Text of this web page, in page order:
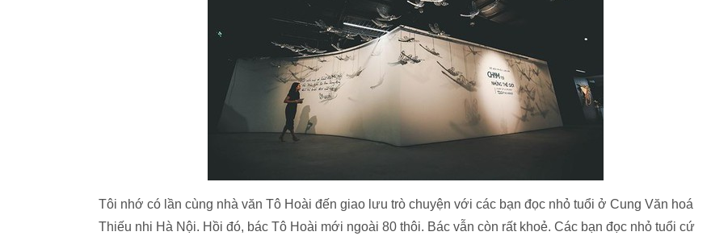
Tôi nhớ có lần cùng nhà văn Tô Hoài đến giao lưu trò chuyện với các bạn đọc nhỏ tuổi ở Cung Văn hoá
Thiếu nhi Hà Nội. Hồi đó, bác Tô Hoài mới ngoài 80 thôi. Bác vẫn còn rất khoẻ. Các bạn đọc nhỏ tuổi cứ